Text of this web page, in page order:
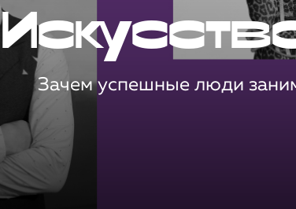
Зачем успешные люди